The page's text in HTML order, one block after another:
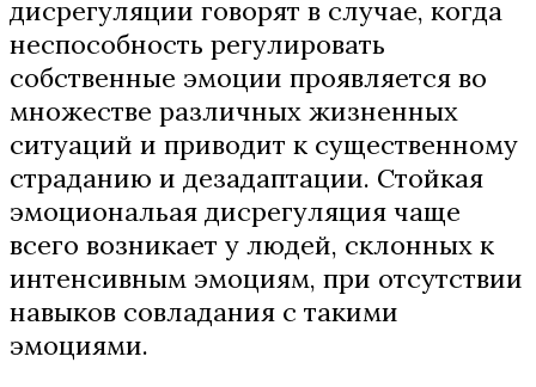
дисрегуляции говорят в случае, когда
неспособность регулировать
собственные эмоции проявляется во
множестве различных жизненных
ситуаций и приводит к существенному
страданию и дезадаптации. Стойкая
эмоциональая дисрегуляция чаще
всего возникает у людей, склонных к
интенсивным эмоциям, при отсутствии
навыков совладания с такими
эмоциями.